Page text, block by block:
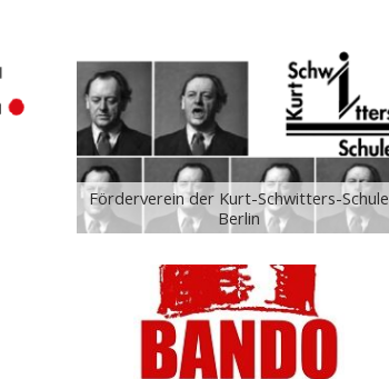
Förderverein der Kurt-Schwitters-Schule
Berlin